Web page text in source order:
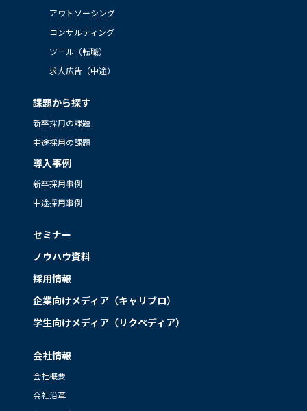
アウトソーシング
コンサルティング
ツール（転職）
求人広告（中途）
課題から探す
新卒採用の課題
中途採用の課題
導入事例
新卒採用事例
中途採用事例
セミナー
ノウハウ資料
採用情報
企業向けメディア（キャリブロ）
学生向けメディア（リクペディア）
会社情報
会社概要
会社沿革